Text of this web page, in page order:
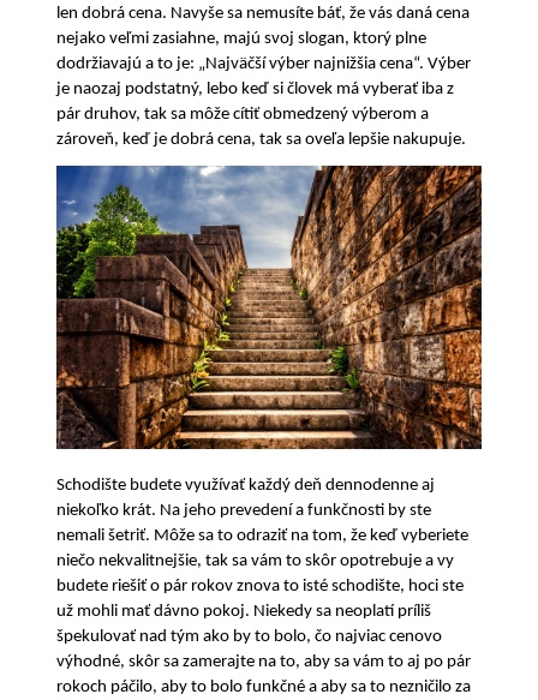
len dobrá cena. Navyše sa nemusíte báť, že vás daná cena
nejako veľmi zasiahne, majú svoj slogan, ktorý plne
dodržiavajú a to je: „Najväčší výber najnižšia cena“. Výber
je naozaj podstatný, lebo keď si človek má vyberať iba z
pár druhov, tak sa môže cítiť obmedzený výberom a
zároveň, keď je dobrá cena, tak sa oveľa lepšie nakupuje.
Schodište budete využívať každý deň dennodenne aj
niekoľko krát. Na jeho prevedení a funkčnosti by ste
nemali šetriť. Môže sa to odraziť na tom, že keď vyberiete
niečo nekvalitnejšie, tak sa vám to skôr opotrebuje a vy
budete riešiť o pár rokov znova to isté schodište, hoci ste
už mohli mať dávno pokoj. Niekedy sa neoplatí príliš
špekulovať nad tým ako by to bolo, čo najviac cenovo
výhodné, skôr sa zamerajte na to, aby sa vám to aj po pár
rokoch páčilo, aby to bolo funkčné a aby sa to nezničilo za